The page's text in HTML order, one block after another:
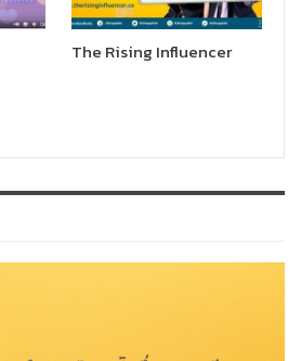
The Rising Influencer